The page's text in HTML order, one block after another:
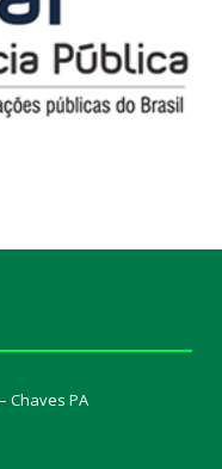
Chaves PA